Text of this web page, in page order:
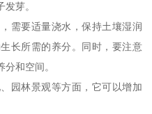
芽。
需要适量浇水，保持土壤湿润
长所需的养分。同时，要注意
和空间。
园林景观等方面，它可以增加